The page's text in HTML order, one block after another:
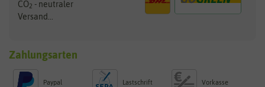
CO2 - neutraler
Versand...
Zahlungsarten
Paypal Lastschrift Vorkasse